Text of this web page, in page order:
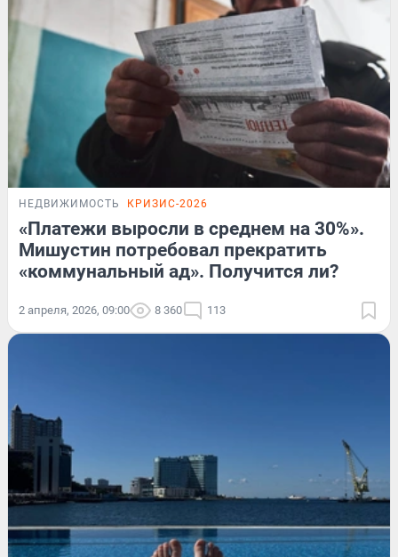
НЕДВИЖИМОСТЬ КРИЗИС-2026
«Платежи выросли в среднем на 30%».
Мишустин потребовал прекратить
«коммунальный ад». Получится ли?
2 апреля, 2026, 09:00 8 360 113